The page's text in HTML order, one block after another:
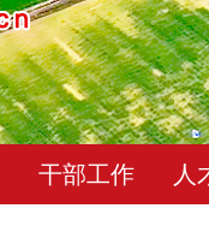
干部工作 人